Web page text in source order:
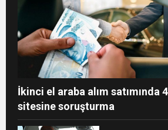
İkinci el araba alım satımında
sitesine soruşturma